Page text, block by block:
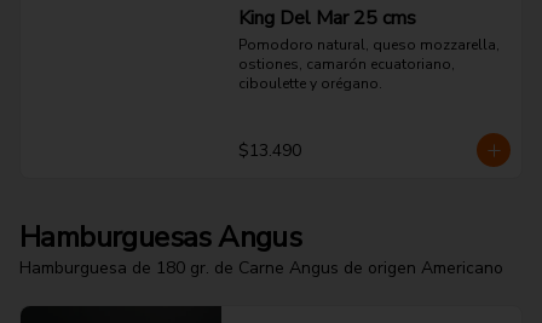
King Del Mar 25 cms
Pomodoro natural, queso mozzarella,
ostiones, camarón ecuatoriano,
ciboulette y orégano.
$13.490
Hamburguesas Angus
Hamburguesa de 180 gr. de Carne Angus de origen Americano